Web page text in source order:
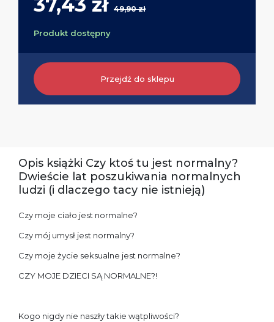
49,90 zł
Produkt dostępny
Przejdź do sklepu
Opis książki Czy ktoś tu jest normalny?
Dwieście lat poszukiwania normalnych
ludzi (i dlaczego tacy nie istnieją)
Czy moje ciało jest normalne?
Czy mój umysł jest normalny?
Czy moje życie seksualne jest normalne?
CZY MOJE DZIECI SĄ NORMALNE?!
Kogo nigdy nie naszły takie wątpliwości?